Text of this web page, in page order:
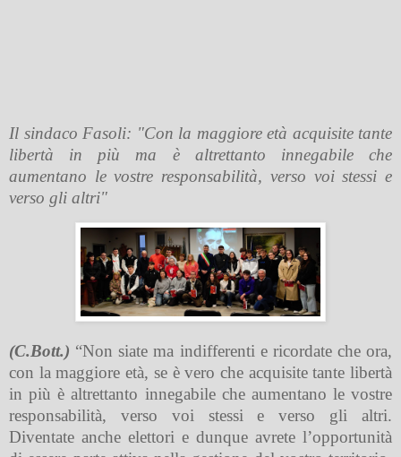
Il sindaco Fasoli: "Con la maggiore età acquisite tante
libertà in più ma è altrettanto innegabile che
aumentano le vostre responsabilità, verso voi stessi e
verso gli altri"
(C.Bott.) “Non siate ma indifferenti e ricordate che ora,
con la maggiore età, se è vero che acquisite tante libertà
in più è altrettanto innegabile che aumentano le vostre
responsabilità, verso voi stessi e verso gli altri.
Diventate anche elettori e dunque avrete l’opportunità